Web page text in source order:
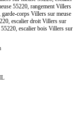
55220, rangement Villers
corps Villers sur meuse
escalier droit Villers sur
escalier bois Villers sur